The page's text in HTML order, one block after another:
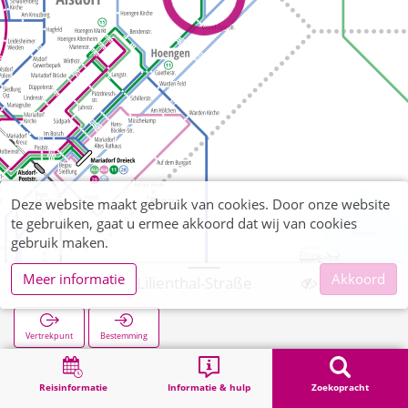
Reisinformatie Informatie & hulp Zoekopracht
Höngen Otto-Lilienthal-Straße
Vertrekpunt Bestemming
Zoekopracht Höngen Otto-Lilienthal-Straße
Deze website maakt gebruik van cookies. Door onze website
te gebruiken, gaat u ermee akkoord dat wij van cookies
gebruik maken.
Meer informatie
Akkoord